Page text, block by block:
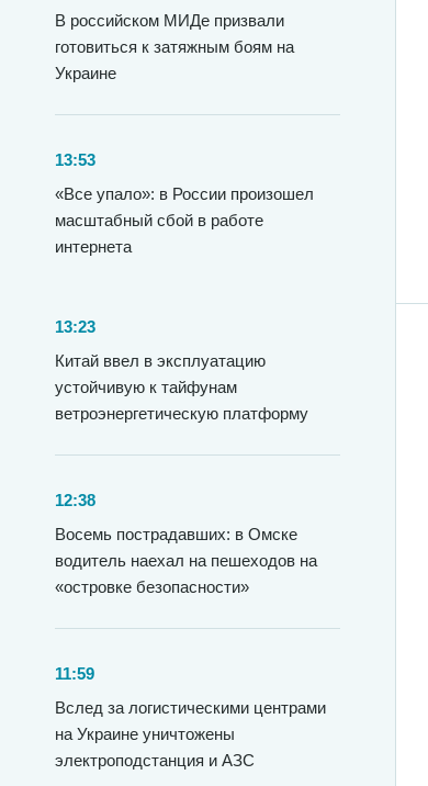
В российском МИДе призвали
готовиться к затяжным боям на
Украине
13:53
«Все упало»: в России произошел
масштабный сбой в работе
интернета
13:23
Китай ввел в эксплуатацию
устойчивую к тайфунам
ветроэнергетическую платформу
12:38
Восемь пострадавших: в Омске
водитель наехал на пешеходов на
«островке безопасности»
11:59
Вслед за логистическими центрами
на Украине уничтожены
электроподстанция и АЗС